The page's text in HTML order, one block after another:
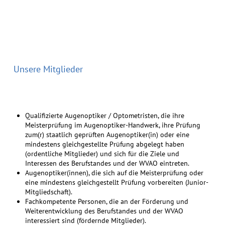
Unsere Mitglieder
Qualifizierte Augenoptiker / Optometristen, die ihre
Meisterprüfung im Augenoptiker-Handwerk, ihre Prüfung
zum(r) staatlich geprüften Augenoptiker(in) oder eine
mindestens gleichgestellte Prüfung abgelegt haben
(ordentliche Mitglieder) und sich für die Ziele und
Interessen des Berufstandes und der WVAO eintreten.
Augenoptiker(innen), die sich auf die Meisterprüfung oder
eine mindestens gleichgestellt Prüfung vorbereiten (Junior-
Mitgliedschaft).
Fachkompetente Personen, die an der Förderung und
Weiterentwicklung des Berufstandes und der WVAO
interessiert sind (fördernde Mitglieder).